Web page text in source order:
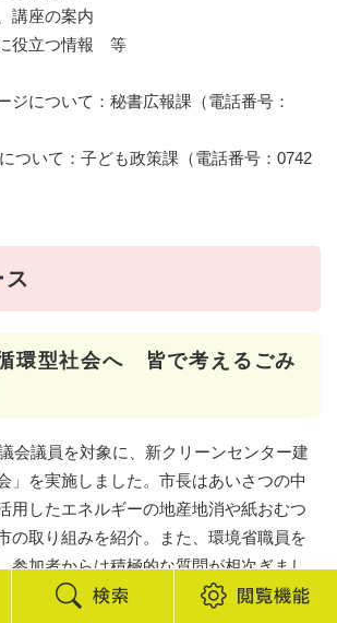
講座の案内
役立つ情報 等
ジについて：秘書広報課（電話番号：
ついて：子ども政策課（電話番号：0742
環型社会へ 皆で考えるごみ
会議員を対象に、新クリーンセンター建
」を実施しました。市長はあいさつの中
用したエネルギーの地産地消や紙おむつ
の取り組みを紹介。また、環境省職員を
参加者からは積極的な質問が相次ぎまし
理施設」では大規模改修が行われてお